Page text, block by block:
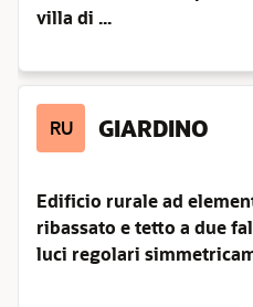
villa di ...
RU GIARDINO
Edificio rurale ad
ribassato e tetto a due
luci regolari